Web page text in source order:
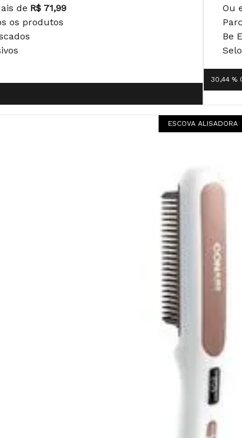
de R$ 71,99
os produtos
Ou
Be
30,44 %
ESCOVA ALISADORA